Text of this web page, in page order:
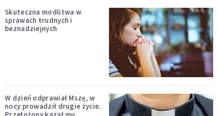
Skuteczna modlitwa w
sprawach trudnych i
beznadziejnych
W dzień odprawiał Mszę, w
nocy prowadził drugie życie.